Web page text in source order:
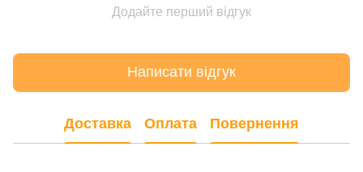
Додайте перший відгук
Написати відгук
Доставка Оплата Повернення